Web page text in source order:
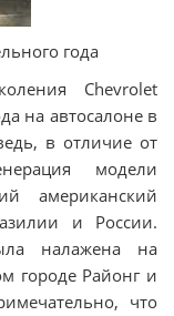
года
Chevrolet
на автосалоне в
в отличие от
модели
американский
и России.
налажена на
городе Районг и
что